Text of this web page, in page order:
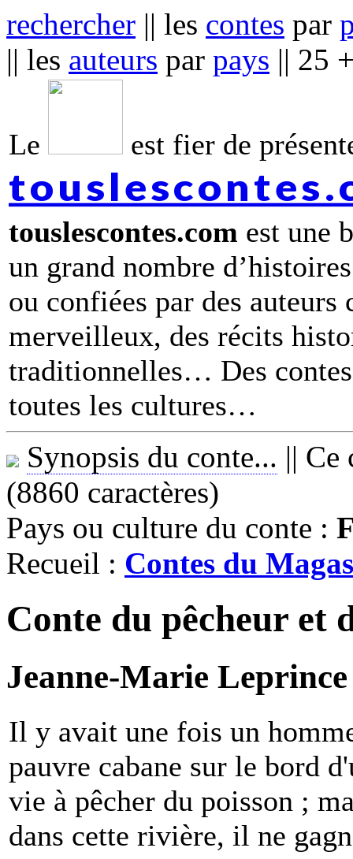
rechercher || les contes par
|| les auteurs par pays || 25
Le est fier de
touslescontes.com est une
un grand nombre
ou confiées par des
merveilleux, des récits
traditionnelles… Des
toutes les cultures
Synopsis du conte... || Ce
(8860 caractères)
Pays ou culture du conte :
Recueil : Contes du
Conte du pêcheur et
Jeanne-Marie
Il y avait une fois un
pauvre cabane sur le bord
vie à pêcher du poisson ;
dans cette rivière, il ne